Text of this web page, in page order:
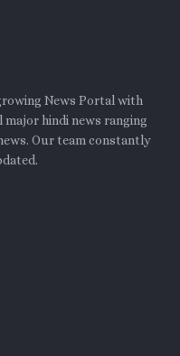
News Portal with
major hindi news ranging
Our team constantly